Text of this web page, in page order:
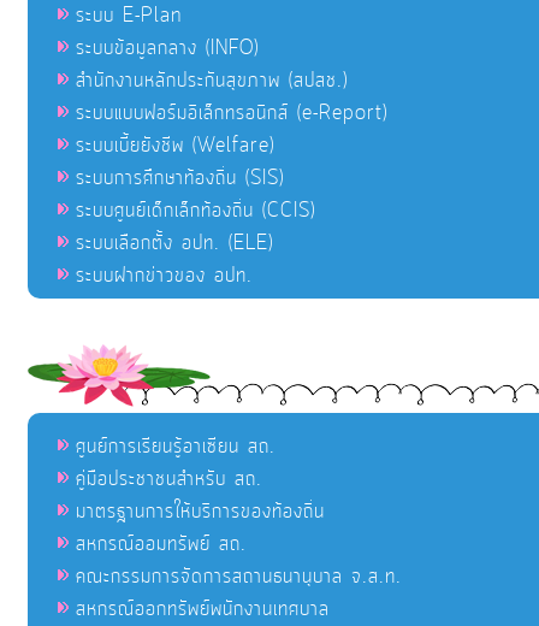
ระบบ E-Plan
ระบบข้อมูลกลาง (INFO)
สำนักงานหลักประกันสุขภาพ (สปสช.)
ระบบแบบฟอร์มอิเล็กทรอนิกส์ (e-Report)
ระบบเบี้ยยังชีพ (Welfare)
ระบบการศึกษาท้องถิ่น (SIS)
ระบบศูนย์เด็กเล็กท้องถิ่น (CCIS)
ระบบเลือกตั้ง อปท. (ELE)
ระบบฝากข่าวของ อปท.
ศูนย์การเรียนรู้อาเซียน สถ.
คู่มือประชาชนสำหรับ สถ.
มาตรฐานการให้บริการของท้องถิ่น
สหกรณ์ออมทรัพย์ สถ.
คณะกรรมการจัดการสถานธนานุบาล จ.ส.ท.
สหกรณ์ออกทรัพย์พนักงานเทศบาล